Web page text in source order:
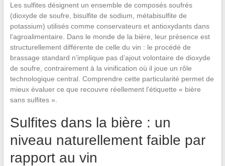
Les sulfites désignent un ensemble de composés soufrés
(dioxyde de soufre, bisulfite de sodium, métabisulfite de
potassium) utilisés comme conservateurs et antioxydants dans
l’agroalimentaire. Dans le monde de la bière, leur présence est
structurellement différente de celle du vin : le procédé de
brassage standard n’implique pas d’ajout volontaire de dioxyde
de soufre, contrairement à la vinification où il joue un rôle
technologique central. Comprendre cette particularité permet de
mieux évaluer ce que recouvre réellement l’étiquette « bière
sans sulfites ».
Sulfites dans la bière : un
niveau naturellement faible par
rapport au vin